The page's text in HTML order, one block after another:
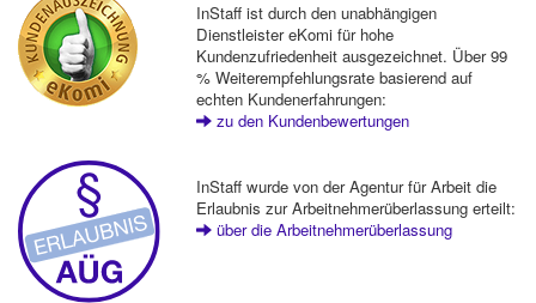
InStaff ist durch den unabhängigen
Dienstleister eKomi für hohe
Kundenzufriedenheit ausgezeichnet. Über 99
% Weiterempfehlungsrate basierend auf
echten Kundenerfahrungen:
zu den Kundenbewertungen
InStaff wurde von der Agentur für Arbeit die
Erlaubnis zur Arbeitnehmerüberlassung erteilt:
über die Arbeitnehmerüberlassung